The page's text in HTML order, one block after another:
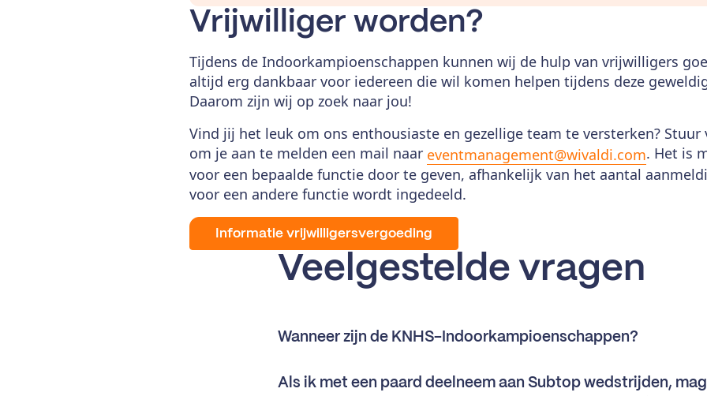
Vrijwilliger worden?
Tijdens de Indoorkampioenschappen kunnen wij de hulp van vrijwilligers
altijd erg dankbaar voor iedereen die wil komen helpen tijdens deze
Daarom zijn wij op zoek naar jou!
Vind jij het leuk om ons enthousiaste en gezellige team te versterken?
om je aan te melden een mail naar eventmanagement@wivaldi.com. Het is
voor een bepaalde functie door te geven, afhankelijk van het aantal
voor een andere functie wordt ingedeeld.
Informatie vrijwilligersvergoeding
Veelgestelde vragen
Wanneer zijn de KNHS-Indoorkampioenschappen?
Als ik met een paard deelneem aan Subtop wedstrijden,